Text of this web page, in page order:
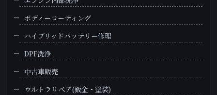
ボディーコーティング
ハイブリッドバッテリー修理
DPF洗浄
中古車販売
ウルトラリペア(鈑金・塗装)